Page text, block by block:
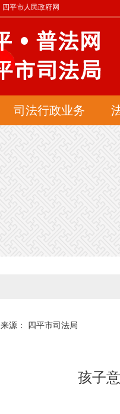
四平市人民政府网
司法行政业务
来源： 四平市司法局
孩子